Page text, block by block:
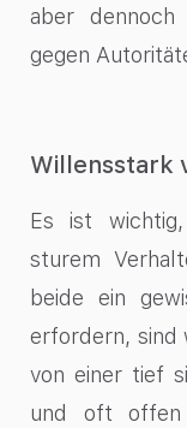
aber
gegen
Willensstark
Es ist
sturem
beide ein
erfordern, sind
von einer tief
und oft